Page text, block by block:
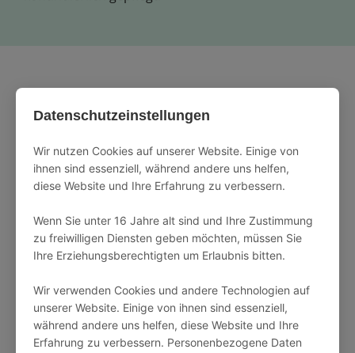
Datenschutzeinstellungen
Wir nutzen Cookies auf unserer Website. Einige von
ihnen sind essenziell, während andere uns helfen,
diese Website und Ihre Erfahrung zu verbessern.
Wenn Sie unter 16 Jahre alt sind und Ihre Zustimmung
zu freiwilligen Diensten geben möchten, müssen Sie
Ihre Erziehungsberechtigten um Erlaubnis bitten.
Wir verwenden Cookies und andere Technologien auf
unserer Website. Einige von ihnen sind essenziell,
während andere uns helfen, diese Website und Ihre
Erfahrung zu verbessern. Personenbezogene Daten
person_pin_circleKontakt vor Ort: siehe
Buchungsbestätigung
phone05520 99 890 10
mailinfo@harzdomicile.de
Name